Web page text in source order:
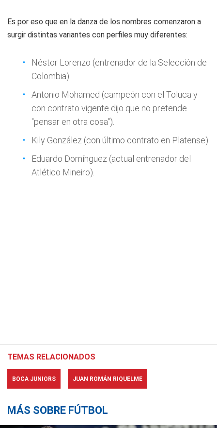
Es por eso que en la danza de los nombres comenzaron a
surgir distintas variantes con perfiles muy diferentes:
Néstor Lorenzo (entrenador de la Selección de
Colombia).
Antonio Mohamed (campeón con el Toluca y
con contrato vigente dijo que no pretende
"pensar en otra cosa").
Kily González (con último contrato en Platense).
Eduardo Domínguez (actual entrenador del
Atlético Mineiro).
TEMAS RELACIONADOS
BOCA JUNIORS JUAN ROMÁN RIQUELME
MÁS SOBRE FÚTBOL